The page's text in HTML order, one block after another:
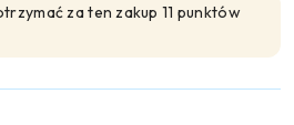
za ten zakup 11 punktów